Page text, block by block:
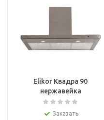
Elikor Квадра 90
нержавейка
Заказать